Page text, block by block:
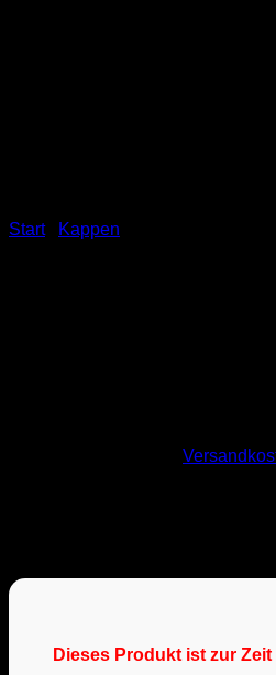
Start Kappen
Dieses Produkt ist zur